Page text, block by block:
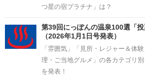
つ星の宿プラチナ」は？
第39回にっぽんの温泉100選「投
（2026年1月1日号発表）
「雰囲気」「見所・レジャー＆体
理・ご当地グルメ」の各カテゴリ
を発表！